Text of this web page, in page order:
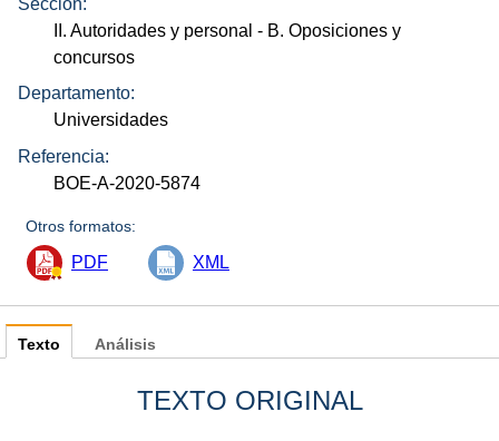
Sección:
II. Autoridades y personal - B. Oposiciones y
concursos
Departamento:
Universidades
Referencia:
BOE-A-2020-5874
Otros formatos:
PDF XML
Texto
TEXTO ORIGINAL
Análisis